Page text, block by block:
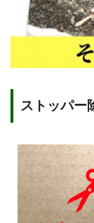
ストッパー